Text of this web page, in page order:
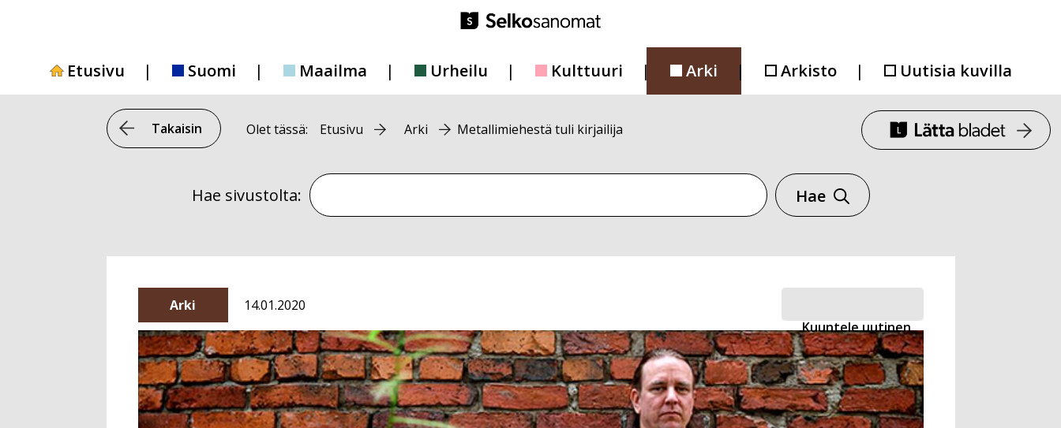
Etusivu
Suomi Maailma Urheilu Kulttuuri Arki Arkisto Uutisia kuvilla
Takaisin Olet tässä: Etusivu Arki Metallimiehestä tuli kirjailija
Hae sivustolta: Hae sivustolta
Hae
Kuuntele uutinen
Arki 14.01.2020